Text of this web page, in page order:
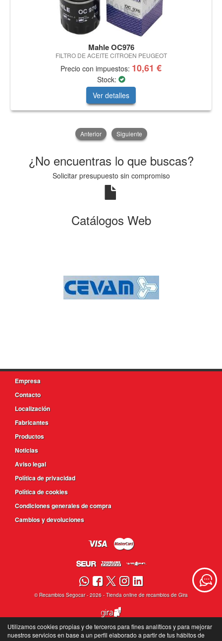
Mahle OC976
FILTRO DE ACEITE CITROEN PEUGEOT
Precio con impuestos: 10,61 €
Stock:
Ver detalles
Anterior Siguiente
¿No encuentras lo que buscas?
Solicitar presupuesto sin compromiso
Catálogos Web
Empresa
Contacto
Localización
Fabricantes
Productos
Noticias
Aviso legal
Política de privacidad
Política de cookies
Condiciones generales de compra
Cambios y devoluciones
© Recambios Segocar- 2026 -Tienda online de recambios de Gira
Utilizamos cookies propias y de terceros para fines analíticos y para mejorar
nuestros servicios en base a un perfil elaborado a partir de tus hábitos de